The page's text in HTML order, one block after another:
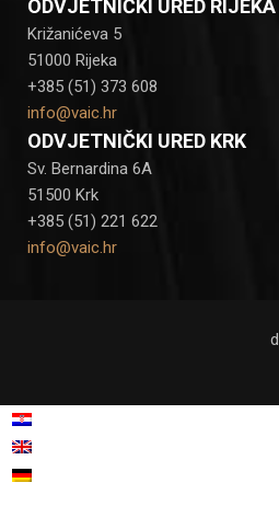
ODVJETNIČKI URED RIJEKA
Križanićeva 5
51000 Rijeka
+385 (51) 373 608
info@vaic.hr
ODVJETNIČKI URED KRK
Sv. Bernardina 6A
51500 Krk
+385 (51) 221 622
info@vaic.hr